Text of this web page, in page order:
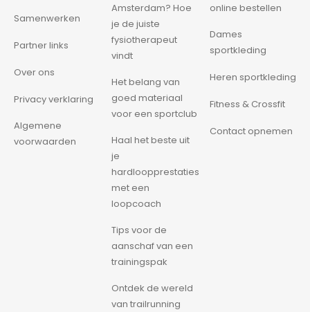
Samenwerken
Partner links
Over ons
Privacy verklaring
Algemene
voorwaarden
Amsterdam? Hoe
je de juiste
fysiotherapeut
vindt
Het belang van
goed materiaal
voor een sportclub
Haal het beste uit
je
hardloopprestaties
met een
loopcoach
Tips voor de
aanschaf van een
trainingspak
Ontdek de wereld
van trailrunning
online bestellen
Dames
sportkleding
Heren sportkleding
Fitness & Crossfit
Contact opnemen